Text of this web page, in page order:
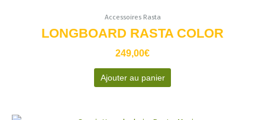
Accessoires Rasta
LONGBOARD RASTA COLOR
249,00€
Ajouter au panier